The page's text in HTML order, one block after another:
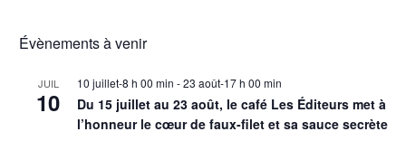
Évènements à venir
JUIL
10
10 juillet-8 h 00 min -23 août-17 h 00 min
Du 15 juillet au 23 août, le café Les Éditeurs met à
l’honneur le cœur de faux-filet et sa sauce secrète